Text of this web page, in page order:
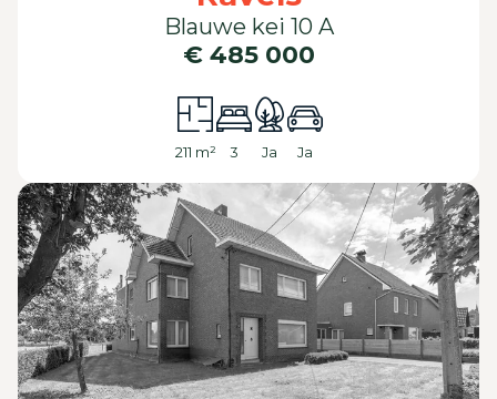
€ 485 000
Blauwe kei 10 A
211 m² 3 Ja Ja